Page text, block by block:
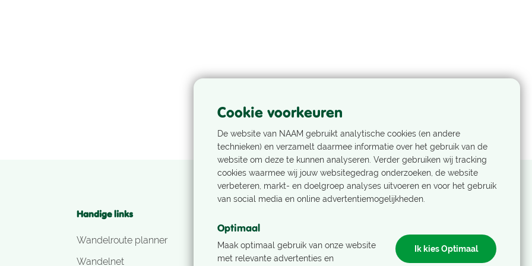
Handige links
Wandelroute planner
Wandelnet
Als Nivonlid ontvang je het laatste
nieuws, ons ledenblad en boek je
Cookie voorkeuren
De website van NAAM gebruikt analytische cookies (en andere
technieken) en verzamelt daarmee informatie over het gebruik van de
website om deze te kunnen analyseren. Verder gebruiken wij tracking
cookies waarmee wij jouw websitegedrag onderzoeken, de website
verbeteren, markt- en doelgroep analyses uitvoeren en voor het gebruik
van social media en online advertentiemogelijkheden.
Optimaal
Maak optimaal gebruik van onze website
met relevante advertenties en
Ik kies Optimaal